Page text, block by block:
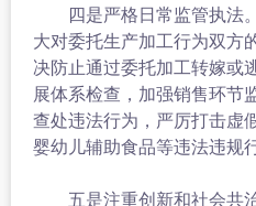
四是严格日常监管执法
大对委托生产加工行为双方
决防止通过委托加工转嫁或
展体系检查，加强销售环节
查处违法行为，严厉打击虚
婴幼儿辅助食品等违法违规行
五是注重创新和社会共